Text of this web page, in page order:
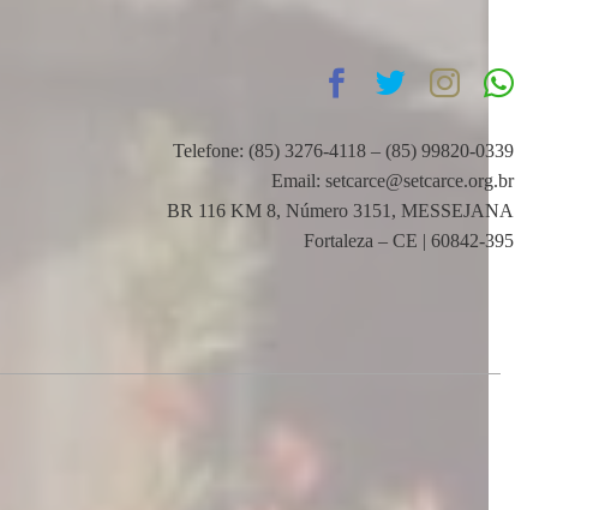
Telefone: (85) 3276-4118 – (85) 99820-0339
Email: setcarce@setcarce.org.br
BR 116 KM 8, Número 3151, MESSEJANA
Fortaleza – CE | 60842-395